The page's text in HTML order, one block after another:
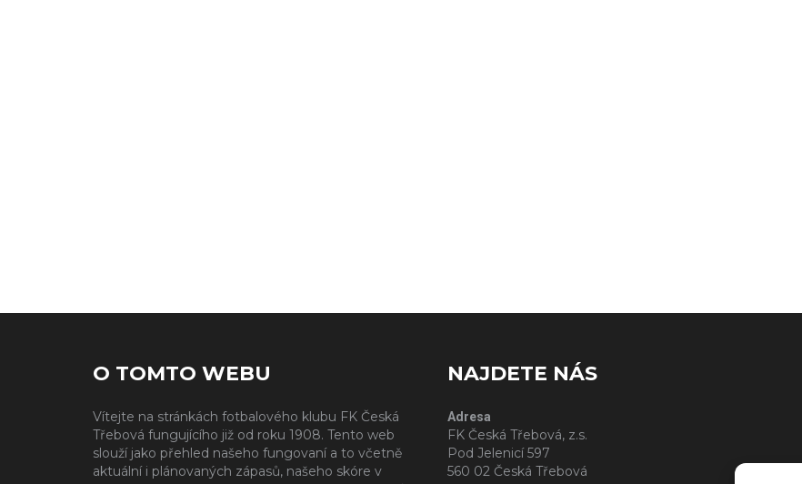
O TOMTO WEBU
Vítejte na stránkách fotbalového klubu FK Česká
Třebová fungujícího již od roku 1908. Tento web
slouží jako přehled našeho fungovaní a to včetně
aktuální i plánovaných zápasů, našeho skóre v
NAJDETE NÁS
Adresa
FK Česká Třebová, z.s.
Pod Jelenicí 597
560 02 Česká Třebová